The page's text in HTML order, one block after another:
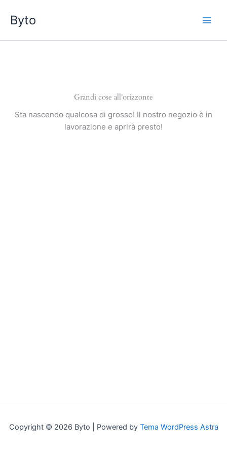
contenuto
Byto
Grandi cose all'orizzonte
Sta nascendo qualcosa di grosso! Il nostro negozio è in
lavorazione e aprirà presto!
Copyright © 2026 Byto | Powered by Tema WordPress Astra